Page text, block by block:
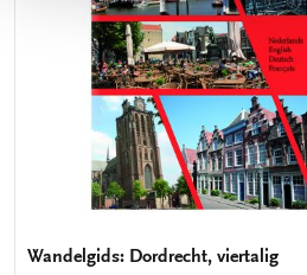
Wandelgids: Dordrecht, viertalig